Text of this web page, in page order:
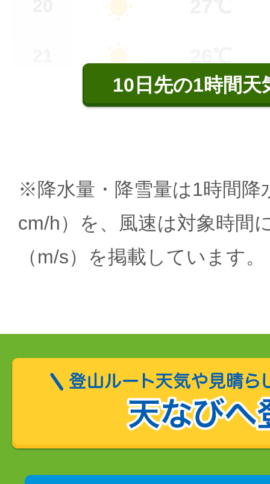
10日先の1時間天
※降水量・降雪量は1時間降
cm/h）を、風速は対象時間
（m/s）を掲載しています。